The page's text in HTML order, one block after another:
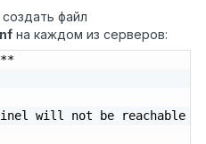
файл
на каждом из серверов:
will not be reachable